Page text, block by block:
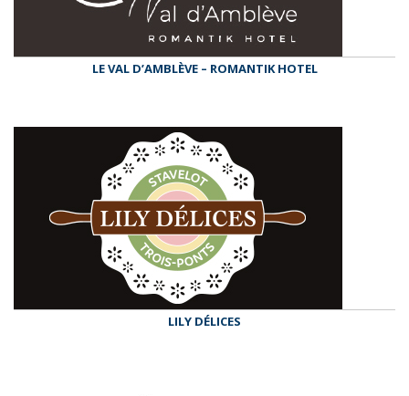
LE VAL D’AMBLÈVE – ROMANTIK HOTEL
LILY DÉLICES